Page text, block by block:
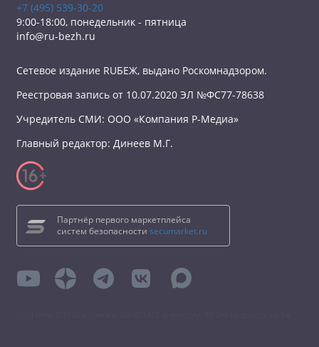
+7 (495) 539-30-20
9:00-18:00, понедельник - пятница
info@ru-bezh.ru
Сетевое издание RUБЕЖ, выдано Роскомнадзором.
Реестровая запись от 10.07.2020 ЭЛ №ФС77-78638
Учредитель СМИ: ООО «Компания Р-Медиа»
Главный редактор: Динеев М.Г.
Партнёр первого маркетплейса
систем безопасности secumarket.ru